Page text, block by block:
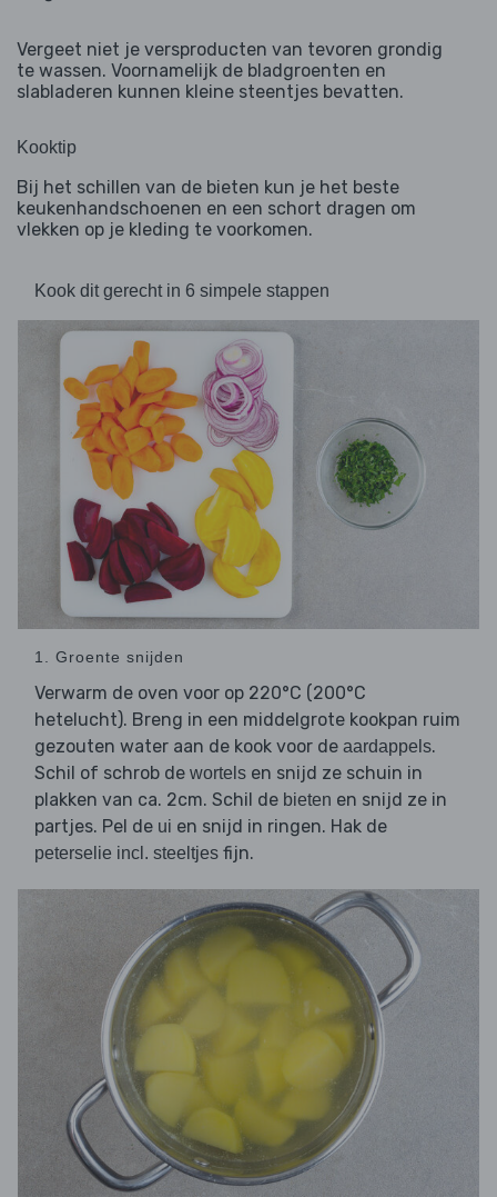
Vergeet niet je versproducten van tevoren grondig
te wassen. Voornamelijk de bladgroenten en
slabladeren kunnen kleine steentjes bevatten.
Kooktip
Bij het schillen van de bieten kun je het beste
keukenhandschoenen en een schort dragen om
vlekken op je kleding te voorkomen.
Kook dit gerecht in 6 simpele stappen
1. Groente snijden
Verwarm de oven voor op 220°C (200°C
hetelucht). Breng in een middelgrote kookpan ruim
gezouten water aan de kook voor de aardappels.
Schil of schrob de wortels en snijd ze schuin in
plakken van ca. 2cm. Schil de bieten en snijd ze in
partjes. Pel de ui en snijd in ringen. Hak de
peterselie incl. steeltjes fijn.